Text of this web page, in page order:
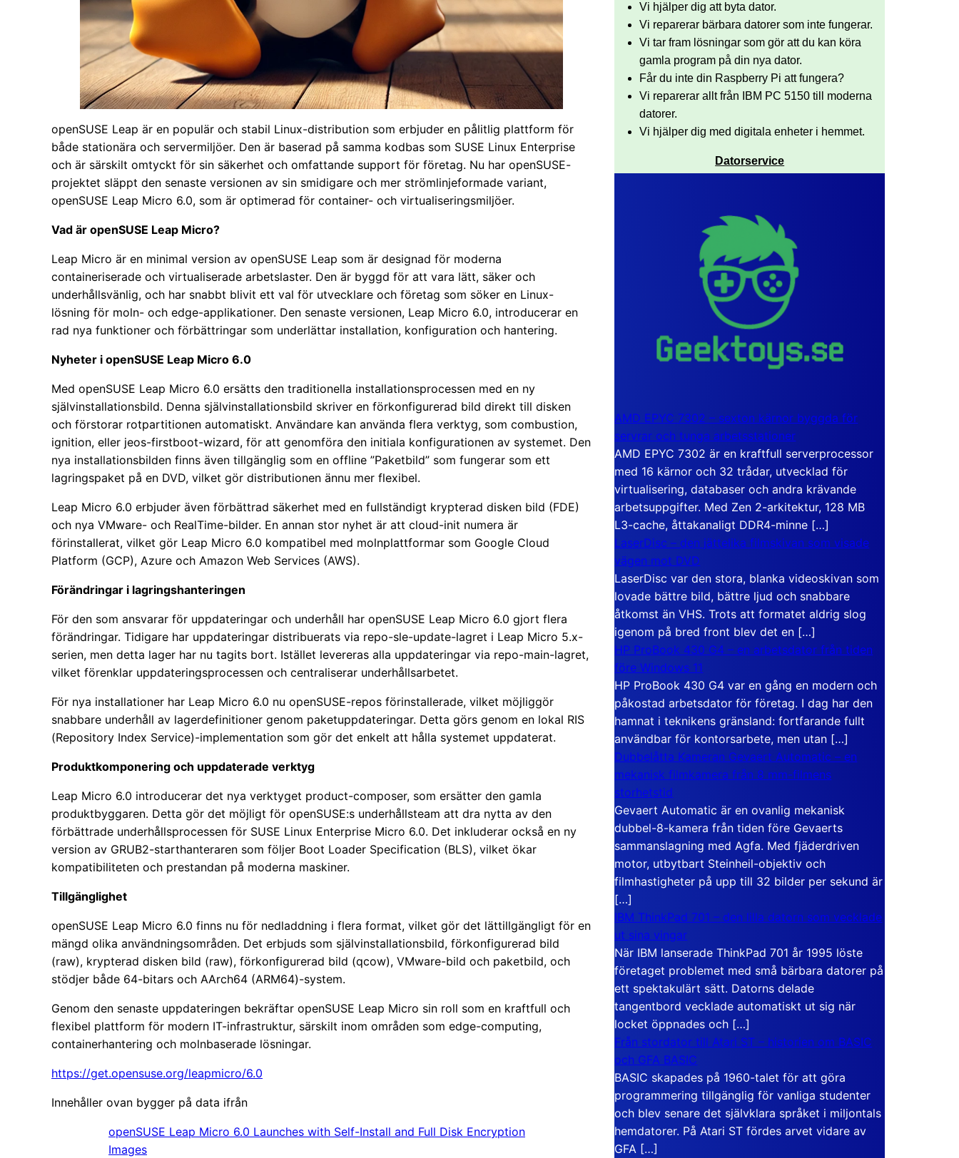
openSUSE Leap är en populär och stabil Linux-distribution som erbjuder en pålitlig plattform för
både stationära och servermiljöer. Den är baserad på samma kodbas som SUSE Linux Enterprise
och är särskilt omtyckt för sin säkerhet och omfattande support för företag. Nu har openSUSE-
projektet släppt den senaste versionen av sin smidigare och mer strömlinjeformade variant,
openSUSE Leap Micro 6.0, som är optimerad för container- och virtualiseringsmiljöer.
Vad är openSUSE Leap Micro?
Leap Micro är en minimal version av openSUSE Leap som är designad för moderna
containeriserade och virtualiserade arbetslaster. Den är byggd för att vara lätt, säker och
underhållsvänlig, och har snabbt blivit ett val för utvecklare och företag som söker en Linux-
lösning för moln- och edge-applikationer. Den senaste versionen, Leap Micro 6.0, introducerar en
rad nya funktioner och förbättringar som underlättar installation, konfiguration och hantering.
Nyheter i openSUSE Leap Micro 6.0
Med openSUSE Leap Micro 6.0 ersätts den traditionella installationsprocessen med en ny
självinstallationsbild. Denna självinstallationsbild skriver en förkonfigurerad bild direkt till disken
och förstorar rotpartitionen automatiskt. Användare kan använda flera verktyg, som combustion,
ignition, eller jeos-firstboot-wizard, för att genomföra den initiala konfigurationen av systemet. Den
nya installationsbilden finns även tillgänglig som en offline ”Paketbild” som fungerar som ett
lagringspaket på en DVD, vilket gör distributionen ännu mer flexibel.
Leap Micro 6.0 erbjuder även förbättrad säkerhet med en fullständigt krypterad disken bild (FDE)
och nya VMware- och RealTime-bilder. En annan stor nyhet är att cloud-init numera är
förinstallerat, vilket gör Leap Micro 6.0 kompatibel med molnplattformar som Google Cloud
Platform (GCP), Azure och Amazon Web Services (AWS).
Förändringar i lagringshanteringen
För den som ansvarar för uppdateringar och underhåll har openSUSE Leap Micro 6.0 gjort flera
förändringar. Tidigare har uppdateringar distribuerats via repo-sle-update-lagret i Leap Micro 5.x-
serien, men detta lager har nu tagits bort. Istället levereras alla uppdateringar via repo-main-lagret,
vilket förenklar uppdateringsprocessen och centraliserar underhållsarbetet.
För nya installationer har Leap Micro 6.0 nu openSUSE-repos förinstallerade, vilket möjliggör
snabbare underhåll av lagerdefinitioner genom paketuppdateringar. Detta görs genom en lokal RIS
(Repository Index Service)-implementation som gör det enkelt att hålla systemet uppdaterat.
Produktkomponering och uppdaterade verktyg
Leap Micro 6.0 introducerar det nya verktyget product-composer, som ersätter den gamla
produktbyggaren. Detta gör det möjligt för openSUSE:s underhållsteam att dra nytta av den
förbättrade underhållsprocessen för SUSE Linux Enterprise Micro 6.0. Det inkluderar också en ny
version av GRUB2-starthanteraren som följer Boot Loader Specification (BLS), vilket ökar
kompatibiliteten och prestandan på moderna maskiner.
Tillgänglighet
openSUSE Leap Micro 6.0 finns nu för nedladdning i flera format, vilket gör det lättillgängligt för en
mängd olika användningsområden. Det erbjuds som självinstallationsbild, förkonfigurerad bild
(raw), krypterad disken bild (raw), förkonfigurerad bild (qcow), VMware-bild och paketbild, och
stödjer både 64-bitars och AArch64 (ARM64)-system.
Genom den senaste uppdateringen bekräftar openSUSE Leap Micro sin roll som en kraftfull och
flexibel plattform för modern IT-infrastruktur, särskilt inom områden som edge-computing,
containerhantering och molnbaserade lösningar.
https://get.opensuse.org/leapmicro/6.0
Innehåller ovan bygger på data ifrån
openSUSE Leap Micro 6.0 Launches with Self-Install and Full Disk Encryption
Images
Vi hjälper dig att byta dator.
Vi reparerar bärbara datorer som inte fungerar.
Vi tar fram lösningar som gör att du kan köra
gamla program på din nya dator.
Får du inte din Raspberry Pi att fungera?
Vi reparerar allt från IBM PC 5150 till moderna
datorer.
Vi hjälper dig med digitala enheter i hemmet.
Datorservice
AMD EPYC 7302 – sexton kärnor byggda för
servrar och tunga arbetsstationer
AMD EPYC 7302 är en kraftfull serverprocessor
med 16 kärnor och 32 trådar, utvecklad för
virtualisering, databaser och andra krävande
arbetsuppgifter. Med Zen 2-arkitektur, 128 MB
L3-cache, åttakanaligt DDR4-minne […]
LaserDisc – den jättelika filmskivan som visade
vägen mot DVD
LaserDisc var den stora, blanka videoskivan som
lovade bättre bild, bättre ljud och snabbare
åtkomst än VHS. Trots att formatet aldrig slog
igenom på bred front blev det en […]
HP ProBook 430 G4 – en arbetsdator från tiden
före Windows 11
HP ProBook 430 G4 var en gång en modern och
påkostad arbetsdator för företag. I dag har den
hamnat i teknikens gränsland: fortfarande fullt
användbar för kontorsarbete, men utan […]
Dubbelåtta Kameran Gevaert Automatic – en
mekanisk filmkamera från 8 mm-filmens
storhetstid
Gevaert Automatic är en ovanlig mekanisk
dubbel-8-kamera från tiden före Gevaerts
sammanslagning med Agfa. Med fjäderdriven
motor, utbytbart Steinheil-objektiv och
filmhastigheter på upp till 32 bilder per sekund är
[…]
IBM ThinkPad 701 – den lilla datorn som vecklade
ut sina vingar
När IBM lanserade ThinkPad 701 år 1995 löste
företaget problemet med små bärbara datorer på
ett spektakulärt sätt. Datorns delade
tangentbord vecklade automatiskt ut sig när
locket öppnades och […]
Från stordator till Atari ST – historien om BASIC
och GFA BASIC
BASIC skapades på 1960-talet för att göra
programmering tillgänglig för vanliga studenter
och blev senare det självklara språket i miljontals
hemdatorer. På Atari ST fördes arvet vidare av
GFA […]